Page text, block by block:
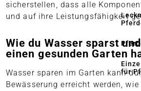
für
sicherstellen, dass alle
und auf ihre Leistungsfähigkeit
Wie du Wasser sparst
einen gesunden Garten
Wasser sparen im Garten kann
Bewässerung erreicht werden,